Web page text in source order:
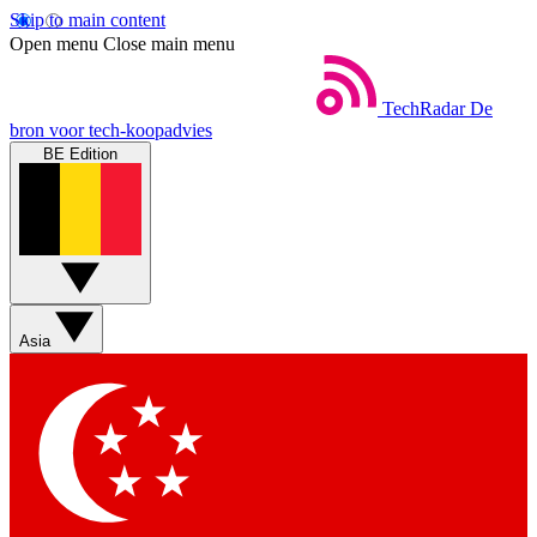
Skip to main content
Open menu Close main menu
TechRadar De
bron voor tech-koopadvies
BE Edition
Asia